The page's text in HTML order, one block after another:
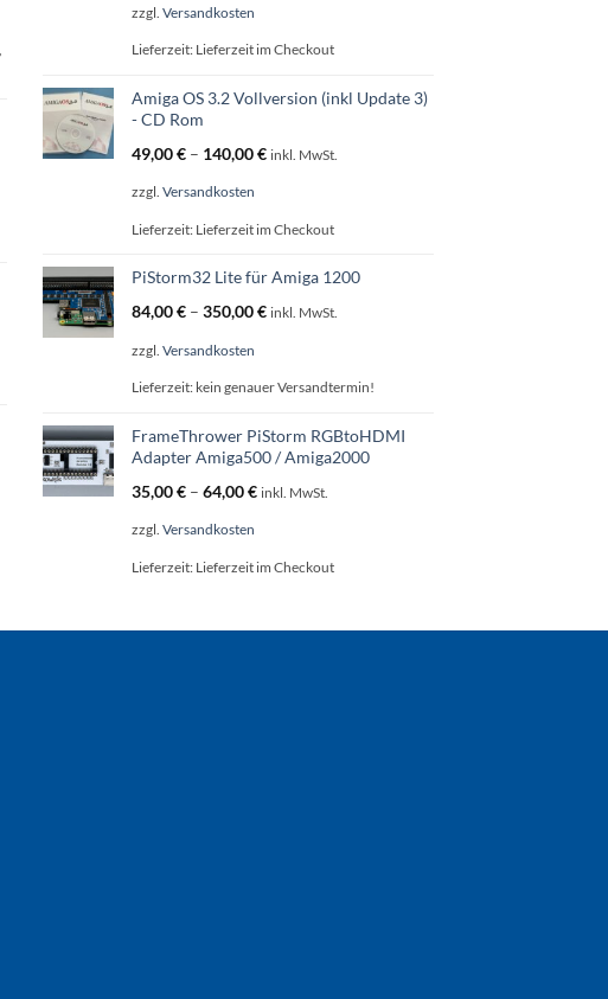
zzgl. Versandkosten
Lieferzeit: Lieferzeit im Checkout
Amiga OS 3.2 Vollversion (inkl Update 3)
- CD Rom
49,00€ – 140,00€ inkl. MwSt.
zzgl. Versandkosten
Lieferzeit: Lieferzeit im Checkout
PiStorm32 Lite für Amiga 1200
84,00€ – 350,00€ inkl. MwSt.
zzgl. Versandkosten
Lieferzeit: kein genauer Versandtermin!
FrameThrower PiStorm RGBtoHDMI
Adapter Amiga500 / Amiga2000
35,00€ – 64,00€ inkl. MwSt.
zzgl. Versandkosten
Lieferzeit: Lieferzeit im Checkout